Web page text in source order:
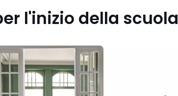
l'inizio della scuola